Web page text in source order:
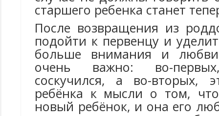
старшего ребенка станет
После возвращения из
подойти к первенцу и
больше внимания и
очень важно: во-
соскучился, а во-вторых,
ребёнка к мысли о том,
новый ребёнок, и она его